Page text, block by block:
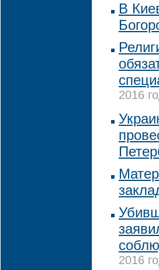
В
2016
2016